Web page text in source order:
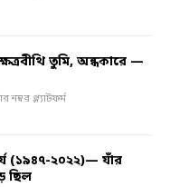
তুমি, অন্ধকারে —
নম্বর প্ল্যাটফর্ম
(১৯৪৭-২০২২)— যাঁর
ছিল